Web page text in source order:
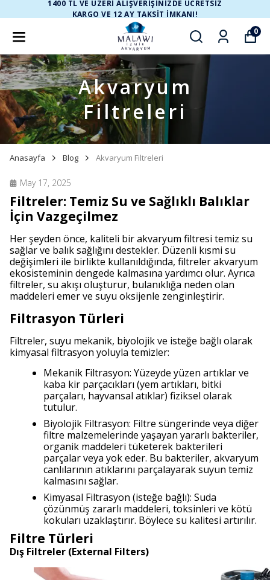
1400 TL VE ÜZERİ ALIŞVERİŞİNİZDE ÜCRETSİZ
KARGO VE 12 AY TAKSİT İMKANI!
0
Akvaryum
Filtreleri
Anasayfa Blog Akvaryum Filtreleri
May 17, 2025
Filtreler: Temiz Su ve Sağlıklı Balıklar
İçin Vazgeçilmez
Her şeyden önce, kaliteli bir akvaryum filtresi temiz su
sağlar ve balık sağlığını destekler. Düzenli kısmi su
değişimleri ile birlikte kullanıldığında, filtreler akvaryum
ekosisteminin dengede kalmasına yardımcı olur. Ayrıca
filtreler, su akışı oluşturur, bulanıklığa neden olan
maddeleri emer ve suyu oksijenle zenginleştirir.
Filtrasyon Türleri
Filtreler, suyu mekanik, biyolojik ve isteğe bağlı olarak
kimyasal filtrasyon yoluyla temizler:
Mekanik Filtrasyon: Yüzeyde yüzen artıklar ve
kaba kir parçacıkları (yem artıkları, bitki
parçaları, hayvansal atıklar) fiziksel olarak
tutulur.
Biyolojik Filtrasyon: Filtre süngerinde veya diğer
filtre malzemelerinde yaşayan yararlı bakteriler,
organik maddeleri tüketerek bakterileri
parçalar veya yok eder. Bu bakteriler, akvaryum
canlılarının atıklarını parçalayarak suyun temiz
kalmasını sağlar.
Kimyasal Filtrasyon (isteğe bağlı): Suda
çözünmüş zararlı maddeleri, toksinleri ve kötü
kokuları uzaklaştırır. Böylece su kalitesi artırılır.
Filtre Türleri
Dış Filtreler (External Filters)